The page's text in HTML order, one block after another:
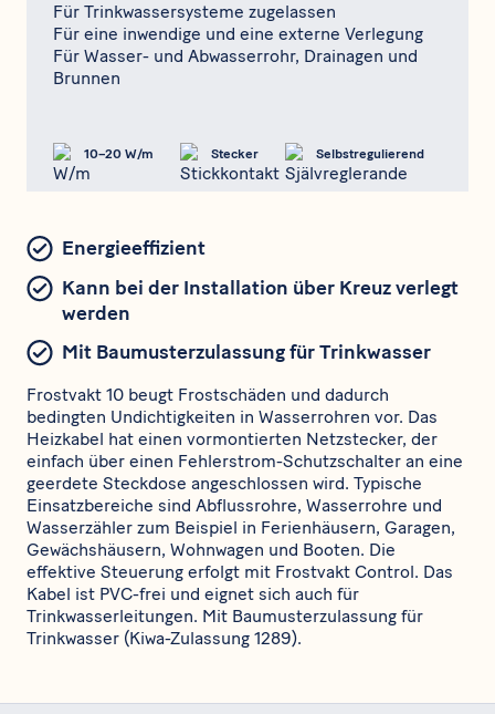
Für Trinkwassersysteme zugelassen
Für eine inwendige und eine externe Verlegung
Für Wasser- und Abwasserrohr, Drainagen und
Brunnen
10–20 W/m Stecker Selbstregulierend
Energieeffizient
Kann bei der Installation über Kreuz verlegt
werden
Mit Baumusterzulassung für Trinkwasser
Frostvakt 10 beugt Frostschäden und dadurch
bedingten Undichtigkeiten in Wasserrohren vor. Das
Heizkabel hat einen vormontierten Netzstecker, der
einfach über einen Fehlerstrom-Schutzschalter an eine
geerdete Steckdose angeschlossen wird. Typische
Einsatzbereiche sind Abflussrohre, Wasserrohre und
Wasserzähler zum Beispiel in Ferienhäusern, Garagen,
Gewächshäusern, Wohnwagen und Booten. Die
effektive Steuerung erfolgt mit Frostvakt Control. Das
Kabel ist PVC-frei und eignet sich auch für
Trinkwasserleitungen. Mit Baumusterzulassung für
Trinkwasser (Kiwa-Zulassung 1289).